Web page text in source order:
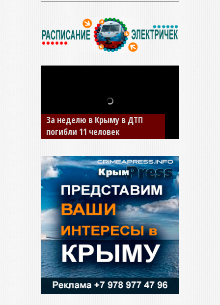
В Джанкое водитель ВАЗа
сбил двух детей на «зебре»